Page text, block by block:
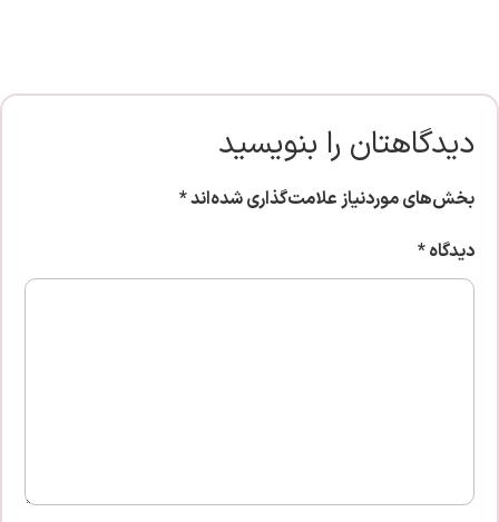
دیدگاهتان را بنویسید
بخش‌های موردنیاز علامت‌گذاری شده‌اند*
دیدگاه*